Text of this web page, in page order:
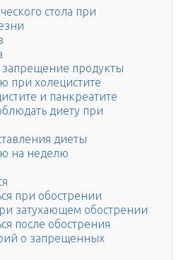
стола при
продукты
при холецистите
и панкреатите
диету при
диеты
на неделю
при обострении
затухающем обострении
после обострения
о запрещенных